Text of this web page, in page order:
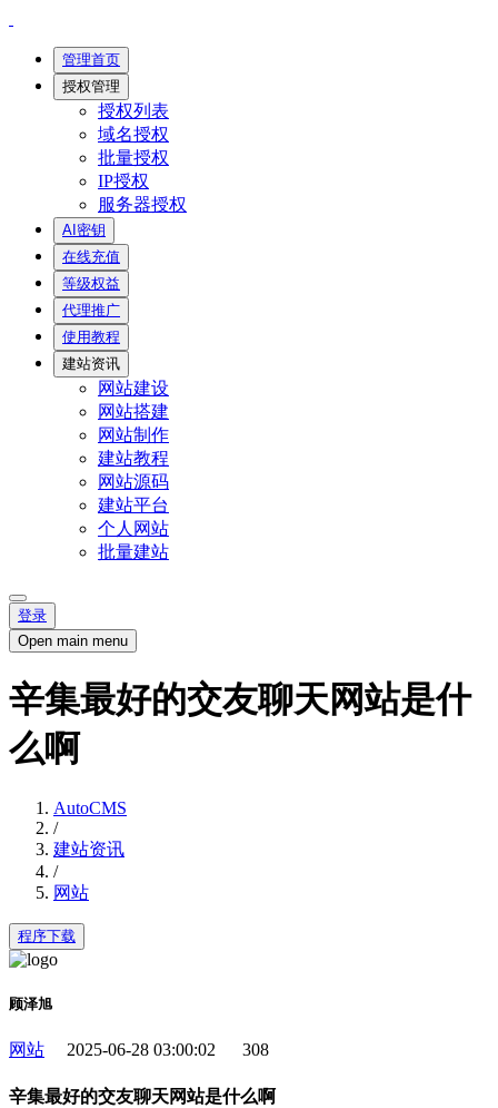
管理首页
授权管理
授权列表
域名授权
批量授权
IP授权
服务器授权
AI密钥
在线充值
等级权益
代理推广
使用教程
建站资讯
网站建设
网站搭建
网站制作
建站教程
网站源码
建站平台
个人网站
批量建站
登录
Open main menu
辛集最好的交友聊天网站是什
么啊
AutoCMS
/
建站资讯
/
网站
程序下载
顾泽旭
网站 2025-06-28 03:00:02 308
辛集最好的交友聊天网站是什么啊